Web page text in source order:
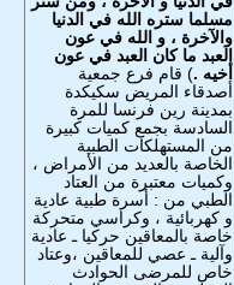
مسلما ستره الله في الدنيا
والآخرة ، و الله في عون
العبد ما كان العبد في عون
أخيه . ) قام فرع جمعية
أصدقاء المريض سكيكدة
بمدينة رين فرنسا للمرة
السادسة بجمع كميات كبيرة
من المستهلكات الطبية
الخاصة بالعديد من الأمراض ،
وكميات معتبرة من العتاد
الطبي من : أسرة طبية عادية
و كهربائية ، وكراسي متحركة
خاصة بالمعاقين حركيا ـ عادية
وآلية ـ عصي للمعاقين ،وعتاد
خاص للمرضى الحوادث